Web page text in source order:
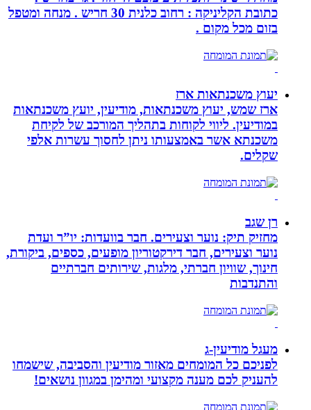
כתובת הקליניקה : רחוב כלנית 30 חריש . מנחה ומטפל
בזום מכל מקום .
יעוץ משכנתאות ארז
ארז שמש, יעוץ משכנתאות, מודיעין, יועץ משכנתאות
במודיעין. ליווי לקוחות בתהליך המורכב של לקיחת
משכנתא אשר באמצעותו ניתן לחסוך עשרות אלפי
שקלים.
רן שגב
מחזיק תיק: נוער וצעירים. חבר בוועדות: יו”ר ועדת
נוער וצעירים, חבר דירקטוריון מופעים, כספים, ביקורת,
חינוך, שוויון חברתי, מלגות, שירותים חברתיים
והתנדבות
מעגל מודיעין-ג
לפניכם כל המומחים מאזור מודיעין והסביבה, שישמחו
להעניק לכם מענה מקצועי ומהימן במגוון נושאים!